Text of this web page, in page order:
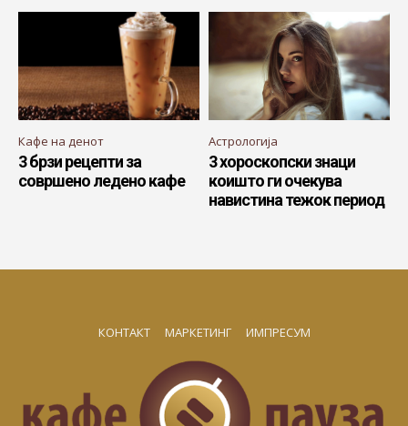
Кафе на денот
3 брзи рецепти за
совршено ледено кафе
Астрологија
3 хороскопски знаци
коишто ги очекува
навистина тежок период
КОНТАКТ МАРКЕТИНГ ИМПРЕСУМ